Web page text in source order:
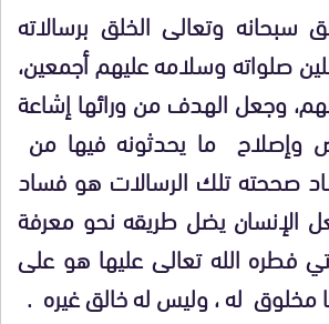
سبحانه وتعالى الخلق برسالاته
صلواته وسلامه عليهم أجمعين،
وجعل الهدف من ورائها إشاعة
وإصلاح ما يحدثونه فيها من
صححته تلك الرسالات هو فساد
الإنسان يضل طريقه نحو معرفة
فطره الله تعالى عليها هو على
مخلوق له ، وليس له خالق غيره .